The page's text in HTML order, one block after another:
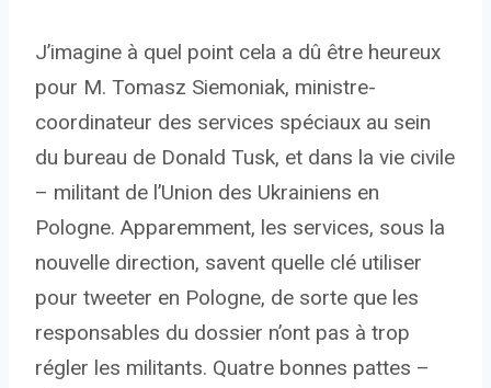
J’imagine à quel point cela a dû être heureux
pour M. Tomasz Siemoniak, ministre-
coordinateur des services spéciaux au sein
du bureau de Donald Tusk, et dans la vie civile
– militant de l’Union des Ukrainiens en
Pologne. Apparemment, les services, sous la
nouvelle direction, savent quelle clé utiliser
pour tweeter en Pologne, de sorte que les
responsables du dossier n’ont pas à trop
régler les militants. Quatre bonnes pattes –